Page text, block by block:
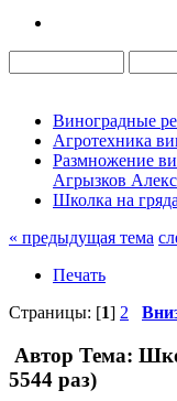
Виноградные
Агротехника
Размножение
Агрызков
Школка на
« предыдущая тема
Печать
Страницы: [1] 2
Автор Тема:
5544 раз)